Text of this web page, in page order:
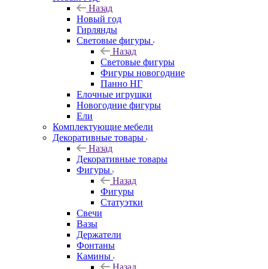
Назад
Новый год
Гирлянды
Световые фигуры
Назад
Световые фигуры
Фигуры новогодние
Панно НГ
Елочные игрушки
Новогодние фигуры
Ели
Комплектующие мебели
Декоративные товары
Назад
Декоративные товары
Фигуры
Назад
Фигуры
Статуэтки
Свечи
Вазы
Держатели
Фонтаны
Камины
Назад